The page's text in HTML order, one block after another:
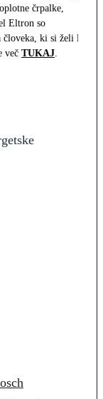
črpalke,
Eltron so
človeka, ki si želi le
več TUKAJ.